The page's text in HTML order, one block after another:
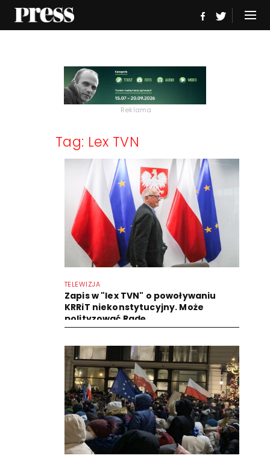
Reklama
Tag: Lex TVN
TELEWIZJA
Zapis w "lex TVN" o powoływaniu
KRRiT niekonstytucyjny. Może
polityzować Radę